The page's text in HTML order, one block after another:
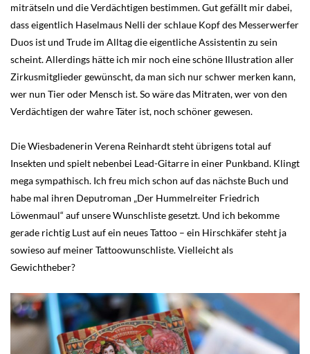
miträtseln und die Verdächtigen bestimmen. Gut gefällt mir dabei,
dass eigentlich Haselmaus Nelli der schlaue Kopf des Messerwerfer
Duos ist und Trude im Alltag die eigentliche Assistentin zu sein
scheint. Allerdings hätte ich mir noch eine schöne Illustration aller
Zirkusmitglieder gewünscht, da man sich nur schwer merken kann,
wer nun Tier oder Mensch ist. So wäre das Mitraten, wer von den
Verdächtigen der wahre Täter ist, noch schöner gewesen.
Die Wiesbadenerin Verena Reinhardt steht übrigens total auf
Insekten und spielt nebenbei Lead-Gitarre in einer Punkband. Klingt
mega sympathisch. Ich freu mich schon auf das nächste Buch und
habe mal ihren Deputroman „Der Hummelreiter Friedrich
Löwenmaul“ auf unsere Wunschliste gesetzt. Und ich bekomme
gerade richtig Lust auf ein neues Tattoo – ein Hirschkäfer steht ja
sowieso auf meiner Tattoowunschliste. Vielleicht als
Gewichtheber?